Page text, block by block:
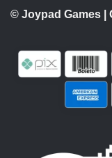
© Joypad Games |